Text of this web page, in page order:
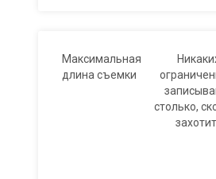
Максимальная
длина съемки
столько,